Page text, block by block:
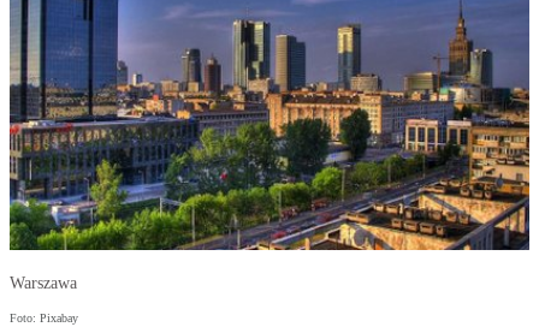
Warszawa
Foto: Pixabay